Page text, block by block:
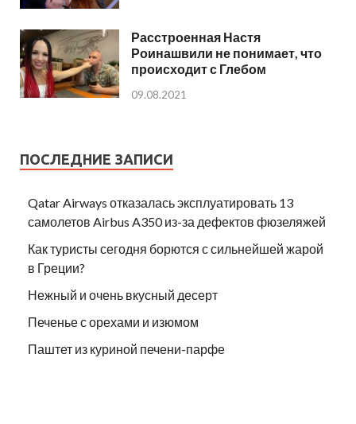
Расстроенная Настя
Роинашвили не понимает, что
происходит с Глебом
09.08.2021
ПОСЛЕДНИЕ ЗАПИСИ
Qatar Airways отказалась эксплуатировать 13
самолетов Airbus A350 из-за дефектов фюзеляжей
Как туристы сегодня борются с сильнейшей жарой
в Греции?
Нежный и очень вкусный десерт
Печенье с орехами и изюмом
Паштет из куриной печени-парфе